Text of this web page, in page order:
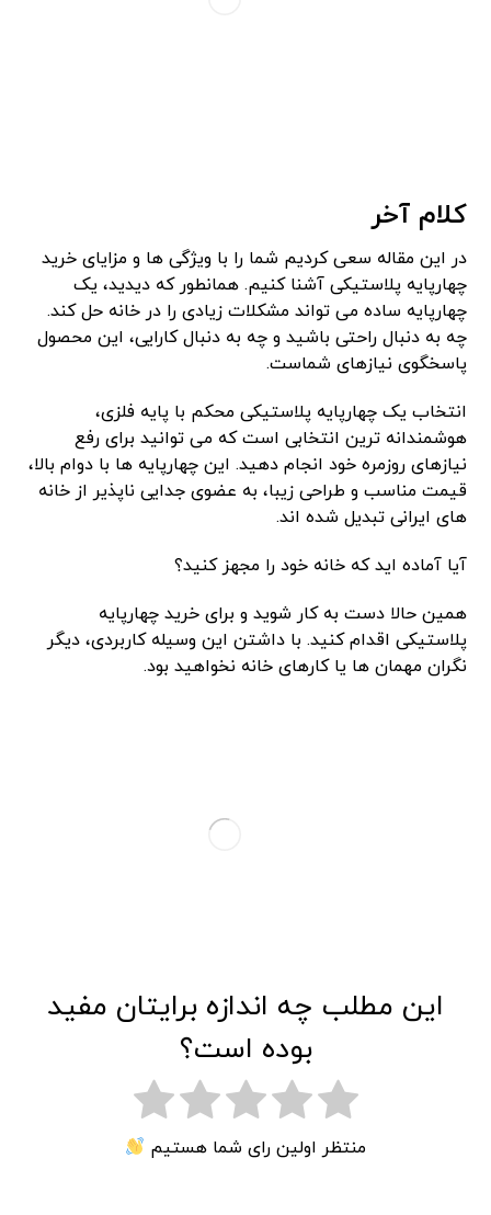
کلام آخر
در این مقاله سعی کردیم شما را با ویژگی‌ ها و مزایای خرید
چهارپایه پلاستیکی آشنا کنیم. همانطور که دیدید، یک
چهارپایه ساده می ‌تواند مشکلات زیادی را در خانه حل کند.
چه به دنبال راحتی باشید و چه به دنبال کارایی، این محصول
پاسخگوی نیازهای شماست.
انتخاب یک چهارپایه پلاستیکی محکم با پایه فلزی،
هوشمندانه ‌ترین انتخابی است که می ‌توانید برای رفع
نیازهای روزمره خود انجام دهید. این چهارپایه‌ ها با دوام بالا،
قیمت مناسب و طراحی زیبا، به عضوی جدایی ‌ناپذیر از خانه‌
های ایرانی تبدیل شده ‌اند.
آیا آماده ‌اید که خانه خود را مجهز کنید؟
همین حالا دست به کار شوید و برای خرید چهارپایه
پلاستیکی اقدام کنید. با داشتن این وسیله کاربردی، دیگر
نگران مهمان ‌ها یا کارهای خانه نخواهید بود.
این مطلب چه اندازه برایتان مفید
بوده است؟
منتظر اولین رای شما هستیم